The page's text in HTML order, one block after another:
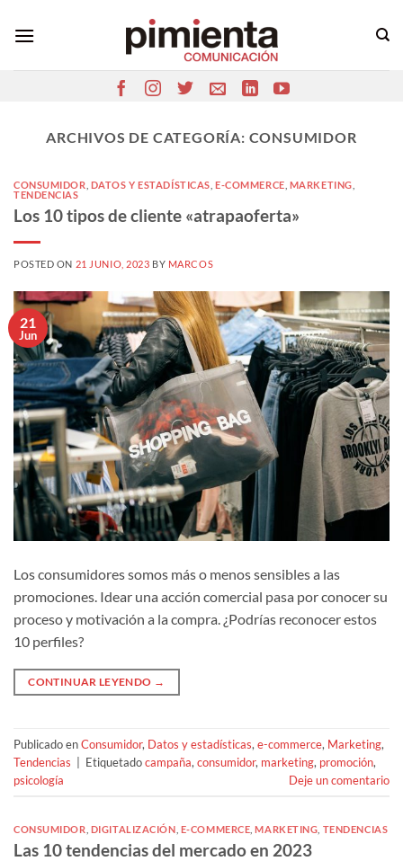
ARCHIVOS DE CATEGORÍA: CONSUMIDOR
CONSUMIDOR DATOS Y ESTADÍSTICAS ,E-COMMERCE MARKETING
TENDENCIAS
Los 10 tipos de cliente «atrapaoferta»
POSTED ON 21 JUNIO, 2023 BY MARCOS
21
Jun
Los consumidores somos más o menos sensibles a las
promociones. Idear una acción comercial pasa por conocer su
proceso y motivación a la compra. ¿Podrías reconocer estos
10 perfiles?
CONTINUAR LEYENDO →
Publicado enConsumidor, Datos y estadísticas, e-commerce, Marketing,
Tendencias
Etiquetadocampaña, consumidor, marketing, promoción,
psicología
Deje un comentario
CONSUMIDOR DIGITALIZACIÓN E-COMMERCE ,MARKETING TENDENCIAS
Las 10 tendencias del mercado en 2023